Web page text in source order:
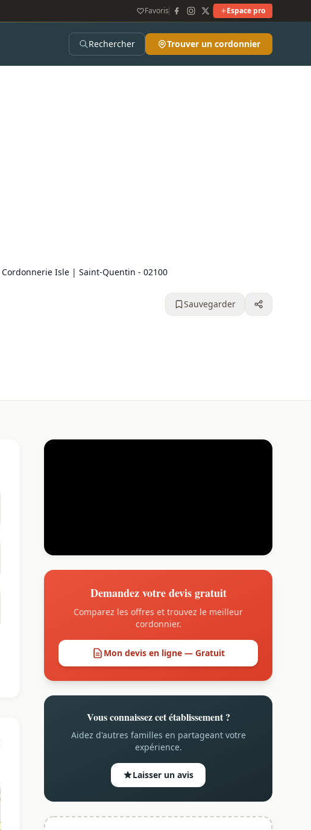
Favoris Espace pro
Rechercher Trouver un cordonnier
Cordonnerie Isle | Saint-Quentin - 02100
Sauvegarder
Demandez votre devis gratuit
Comparez les offres et trouvez le meilleur
cordonnier.
Mon devis en ligne — Gratuit
Vous connaissez cet établissement ?
Aidez d'autres familles en partageant votre
expérience.
Laisser un avis